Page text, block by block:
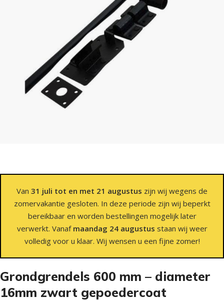
Van 31 juli tot en met 21 augustus zijn wij wegens de
zomervakantie gesloten. In deze periode zijn wij beperkt
bereikbaar en worden bestellingen mogelijk later
verwerkt. Vanaf maandag 24 augustus staan wij weer
volledig voor u klaar. Wij wensen u een fijne zomer!
Grondgrendels 600 mm – diameter
16mm zwart gepoedercoat